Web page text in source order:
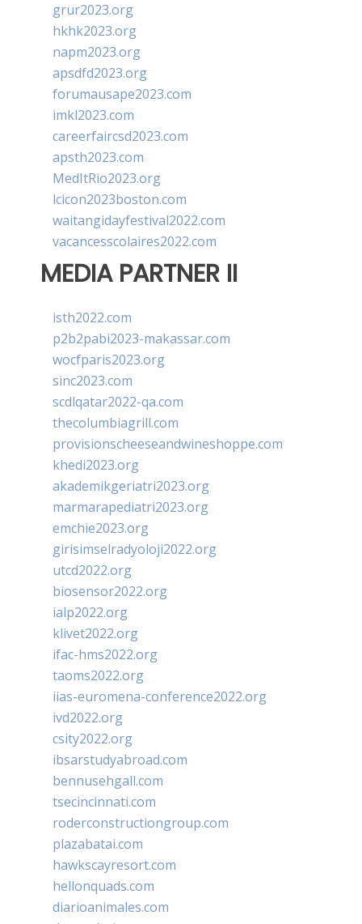
grur2023.org
hkhk2023.org
napm2023.org
apsdfd2023.org
forumausape2023.com
imkl2023.com
careerfaircsd2023.com
apsth2023.com
MedItRio2023.org
lcicon2023boston.com
waitangidayfestival2022.com
vacancesscolaires2022.com
MEDIA PARTNER II
isth2022.com
p2b2pabi2023-makassar.com
wocfparis2023.org
sinc2023.com
scdlqatar2022-qa.com
thecolumbiagrill.com
provisionscheeseandwineshoppe.com
khedi2023.org
akademikgeriatri2023.org
marmarapediatri2023.org
emchie2023.org
girisimselradyoloji2022.org
utcd2022.org
biosensor2022.org
ialp2022.org
klivet2022.org
ifac-hms2022.org
taoms2022.org
iias-euromena-conference2022.org
ivd2022.org
csity2022.org
ibsarstudyabroad.com
bennusehgall.com
tsecincinnati.com
roderconstructiongroup.com
plazabatai.com
hawkscayresort.com
hellonquads.com
diarioanimales.com